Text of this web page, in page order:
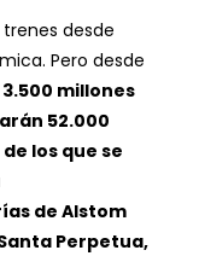
desde
Pero desde
millones
52.000
los que se
de Alstom
Perpetua,